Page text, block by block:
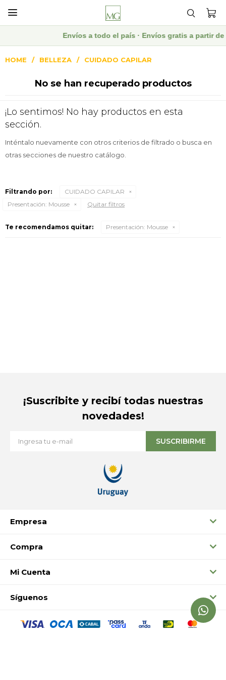

Envíos a todo el país · Envíos gratis a partir de
HOME BELLEZA CUIDADO CAPILAR
No se han recuperado productos
¡Lo sentimos! No hay productos en esta
sección.
Inténtalo nuevamente con otros criterios de filtrado o busca en
otras secciones de nuestro catálogo.
Filtrando por:
CUIDADO CAPILAR
Presentación: Mousse Quitar filtros
Te recomendamos quitar: Presentación: Mousse
Empresa
Compra
Mi Cuenta
Síguenos
¡Suscribite y recibí todas nuestras
novedades!
SUSCRIBIRME